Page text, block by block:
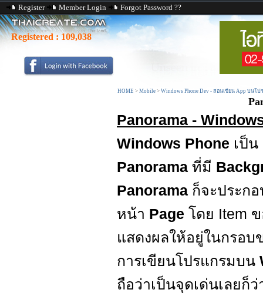
Register Member Login Forgot Password ??
Registered : 109,038
HOME > Mobile > Windows Phone Dev - สอนเขียน App บนโป
Panorama -
Windows Phone เป็
Panorama ที่มี
Panorama ก็จะประก
หน้า Page โดย Item
แสดงผลให้อยู่ในกรอบ
การเขียนโปรแกรมบน
ถือว่าเป็นจุดเด่นเลยก็